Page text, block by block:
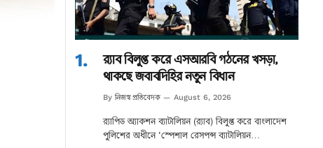
র‌্যাব বিলুপ্ত করে এসআরবি গঠনের খসড়া,
থাকছে জবাবদিহির নতুন বিধান
By নিজস্ব প্রতিবেদক August 6, 2026
র‌্যাপিড অ্যাকশন ব্যাটালিয়ন (র‌্যাব) বিলুপ্ত করে বাংলাদেশ
পুলিশের অধীনে ‘স্পেশাল রেসপন্স ব্যাটালিয়ন…